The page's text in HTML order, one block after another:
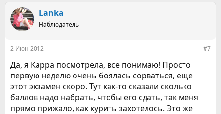
к
ц
и
Lanka
Наблюдатель
2 Июн 2012 #7
Да, я Карра посмотрела, все понимаю! Просто
первую неделю очень боялась сорваться, еще
этот экзамен скоро. Тут как-то сказали сколько
баллов надо набрать, чтобы его сдать, так меня
прямо прижало, как курить захотелось. Это же